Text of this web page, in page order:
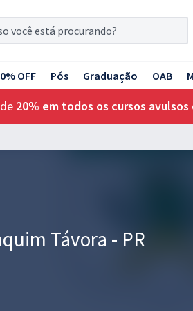
OFF Pós Graduação OAB
20% em todos os cursos avulsos
Távora - PR